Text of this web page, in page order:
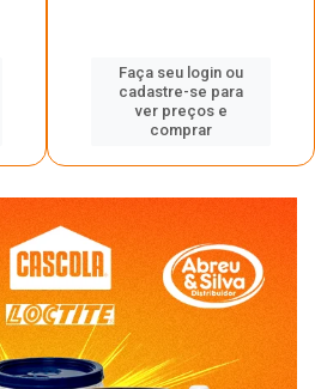
Faça seu login ou
cadastre-se para
ver preços e
comprar